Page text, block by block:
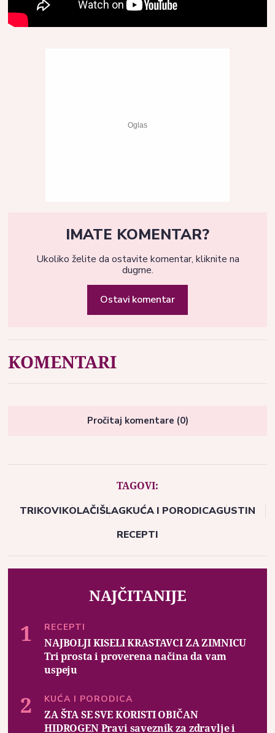
IMATE KOMENTAR?
Ukoliko želite da ostavite komentar, kliknite na
dugme.
Ostavi komentar
KOMENTARI
Pročitaj komentare (0)
TAGOVI:
TRIKOVIKOLAČIŠLAGKUĆA I PORODICAGUSTIN
RECEPTI
NAJČITANIJE
RECEPTI
NAJBOLJI KISELI KRASTAVCI ZA ZIMNICU
Tri prosta i proverena načina da vam
uspeju
KUĆA I PORODICA
ZA ŠTA SE SVE KORISTI OBIČAN
HIDROGEN Pravi saveznik za zdravlje i